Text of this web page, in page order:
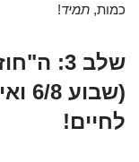
כמות, תמיד!
שלב 3:
לחיים!